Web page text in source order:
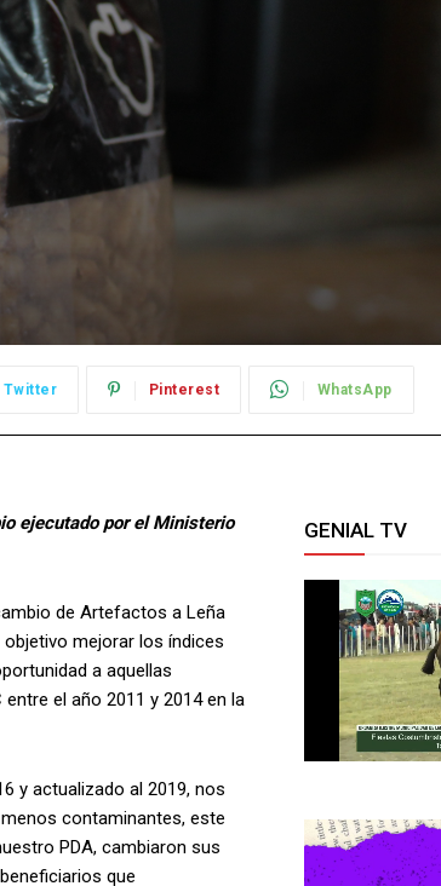
Twitter Pinterest WhatsApp
ejecutado por el Ministerio
de Artefactos a Leña
mejorar los índices
a aquellas
el año 2011 y 2014 en la
y actualizado al 2019, nos
contaminantes, este
PDA, cambiaron sus
que
GENIAL TV